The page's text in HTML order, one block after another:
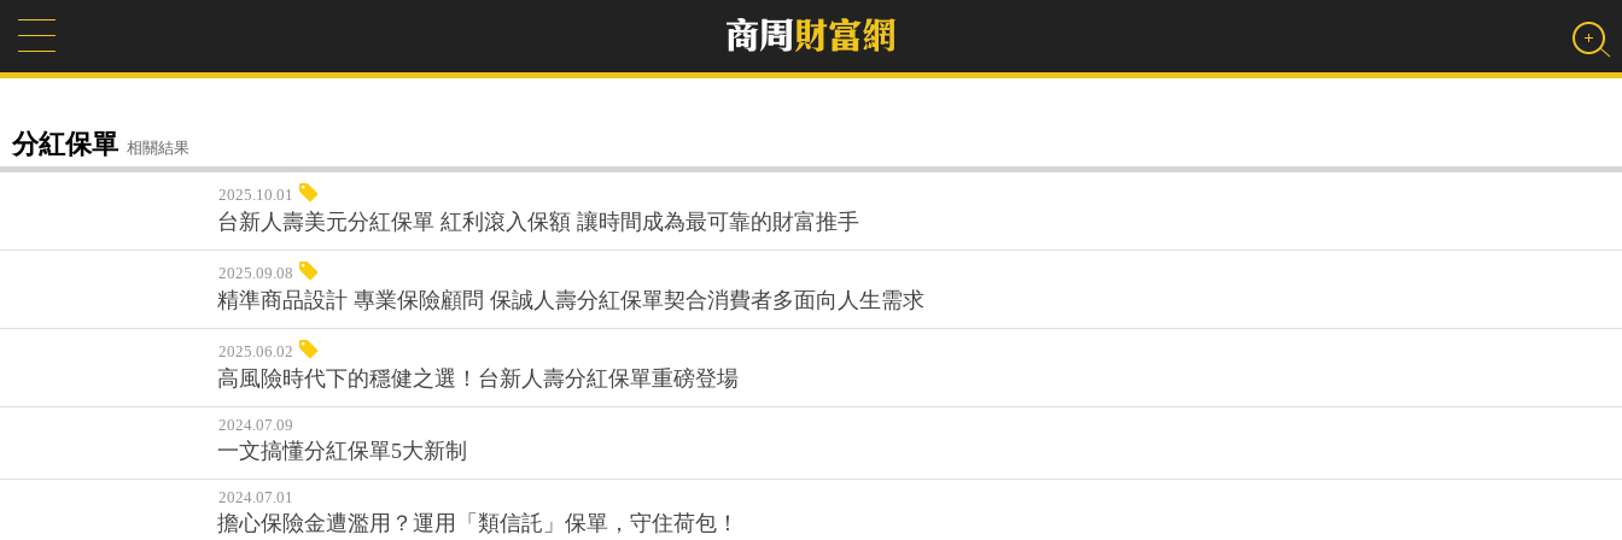
分紅保單 相關結果
2025.10.01
台新人壽美元分紅保單 紅利滾入保額 讓時間成為最可靠的財富推手
2025.09.08
精準商品設計 專業保險顧問 保誠人壽分紅保單契合消費者多面向人生需求
2025.06.02
高風險時代下的穩健之選！台新人壽分紅保單重磅登場
2024.07.09
一文搞懂分紅保單5大新制
2024.07.01
擔心保險金遭濫用？運用「類信託」保單，守住荷包！